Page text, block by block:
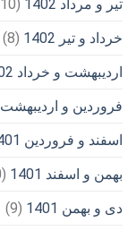
تیر و مرداد 1402
(10)
خرداد و تیر 1402
(8)
اردیبهشت و خرداد 1402
فروردین و اردیبهشت 1402
اسفند و فروردین 1401
بهمن و اسفند 1401
(10)
دی و بهمن 1401
(9)